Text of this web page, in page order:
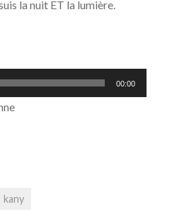
la nuit ET la lumière.
00:00
kany